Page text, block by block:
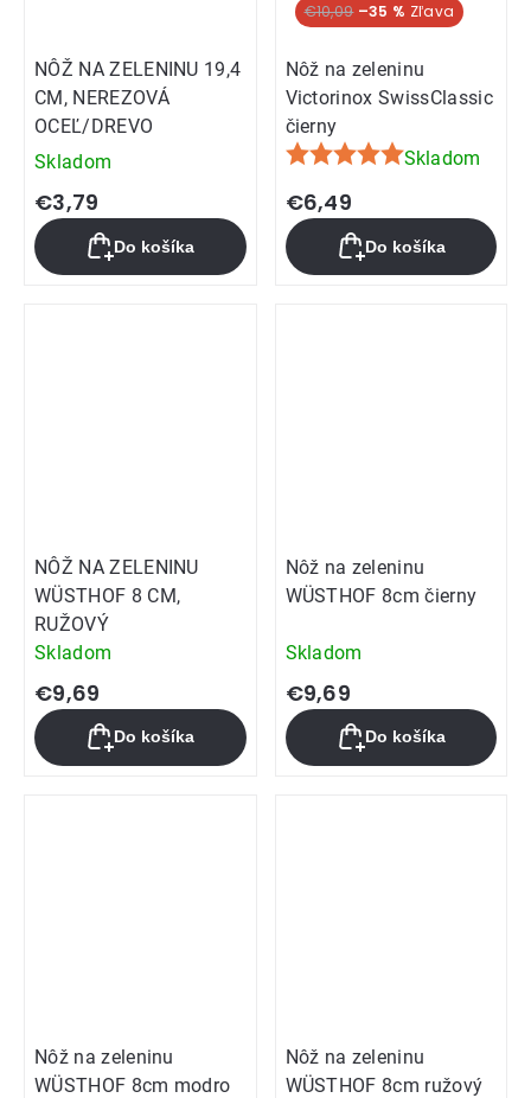
NÔŽ NA ZELENINU 19,4
CM, NEREZOVÁ
OCEĽ/DREVO
Skladom
€3,79
Do košíka
€10,09 –35 %
Nôž na zeleninu
Victorinox SwissClassic
čierny
Priemerné
hodnotenie
produktu
je
5,0
Skladom
€6,49
Do košíka
NÔŽ NA ZELENINU
WÜSTHOF 8 CM,
RUŽOVÝ
Skladom
€9,69
Do košíka
Nôž na zeleninu
WÜSTHOF 8cm čierny
Skladom
€9,69
Do košíka
Nôž na zeleninu
WÜSTHOF 8cm modro
Nôž na zeleninu
WÜSTHOF 8cm ružový